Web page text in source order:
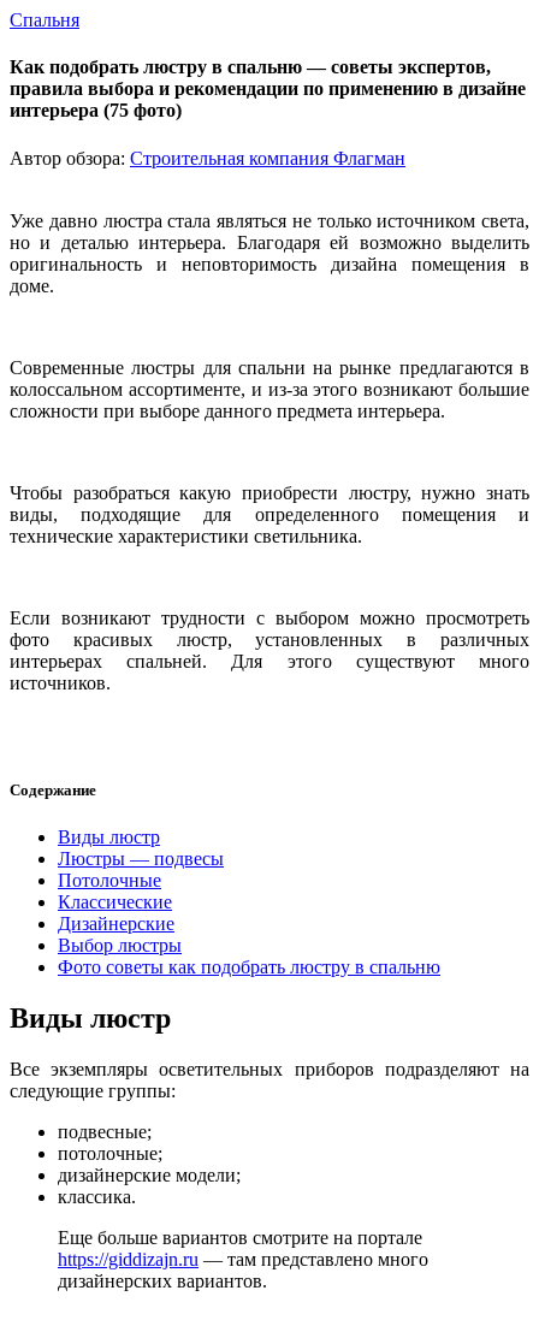
Спальня
Как подобрать люстру в спальню — советы экспертов,
правила выбора и рекомендации по применению в дизайне
интерьера (75 фото)
Автор обзора: Строительная компания Флагман
Уже давно люстра стала являться не только источником света,
но и деталью интерьера. Благодаря ей возможно выделить
оригинальность и неповторимость дизайна помещения в
доме.
Современные люстры для спальни на рынке предлагаются в
колоссальном ассортименте, и из-за этого возникают большие
сложности при выборе данного предмета интерьера.
Чтобы разобраться какую приобрести люстру, нужно знать
виды, подходящие для определенного помещения и
технические характеристики светильника.
Если возникают трудности с выбором можно просмотреть
фото красивых люстр, установленных в различных
интерьерах спальней. Для этого существуют много
источников.
Содержание
Виды люстр
Люстры — подвесы
Потолочные
Классические
Дизайнерские
Выбор люстры
Фото советы как подобрать люстру в спальню
Виды люстр
Все экземпляры осветительных приборов подразделяют на
следующие группы:
подвесные;
потолочные;
дизайнерские модели;
классика.
Еще больше вариантов смотрите на портале
https://giddizajn.ru — там представлено много
дизайнерских вариантов.